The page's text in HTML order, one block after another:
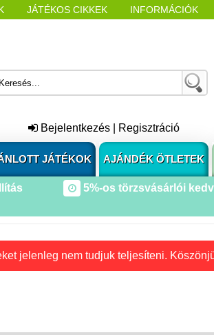
JÁTÉKOS CIKKEK INFORMÁCIÓK
Bejelentkezés Regisztráció
JÁTÉKOK AJÁNDÉK ÖTLETEK
5%-os törzsvásárlói
jelenleg nem tudjuk teljesíteni.